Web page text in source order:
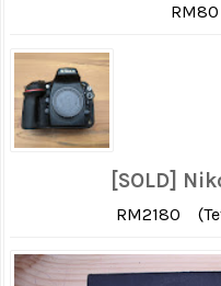
RM80
[SOLD]
RM2180